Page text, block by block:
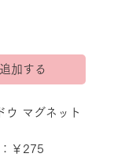
加する
ウ マグネット
￥275